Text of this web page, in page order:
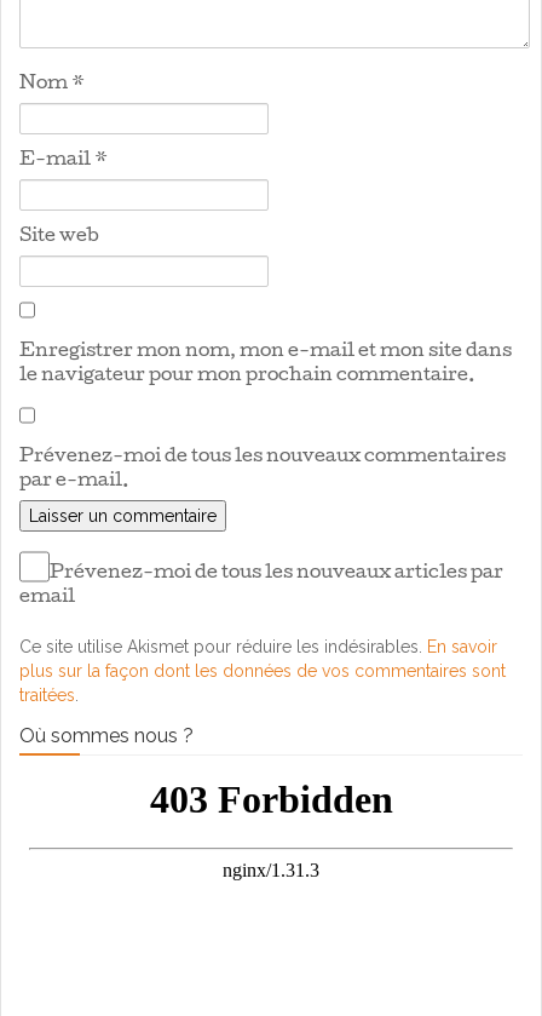
Nom *
E-mail *
Site web
Enregistrer mon nom, mon e-mail et mon site dans
le navigateur pour mon prochain commentaire.
Prévenez-moi de tous les nouveaux commentaires
par e-mail.
Prévenez-moi de tous les nouveaux articles par
email
Ce site utilise Akismet pour réduire les indésirables.
En savoir
plus sur la façon dont les données de vos commentaires sont
traitées
Où sommes nous ?